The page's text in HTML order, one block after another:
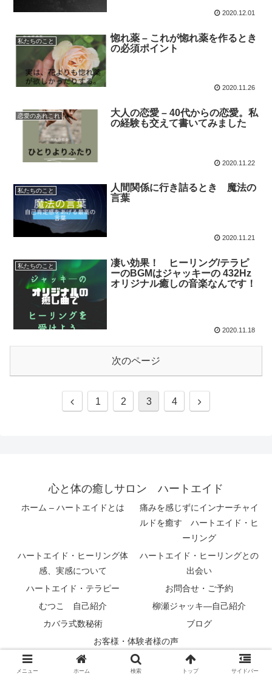
2020.12.01
私たちのこと
惚れ薬 – これが惚れ薬を作るとき
の必須ポイント
2020.11.26
恋愛のあれこれ
大人の恋愛 – 40代からの恋愛。私
の経験も交えて書いてみました
2020.11.22
私たちのこと
人間関係に行き詰るとき 魔法の
言葉
2020.11.21
私たちのこと
凄い効果！ ヒーリング/テラピ
ーのBGMはジャッキーの 432Hz
オリジナル癒しの音楽なんです！
2020.11.18
次のページ
1 2 3 4
心と体の癒しサロン ハートエイド
ホーム – ハートエイドとは
痛みを感じずにインナーチャイ
ルドを癒す ハートエイド・ヒ
ーリング
ハートエイド・ヒーリング体
感、実感について
ハートエイド・ヒーリングとの
出会い
ハートエイド・テラピー
お問合せ・ご予約
むつこ 自己紹介
柳瀬ジャッキ―自己紹介
カバラ式数秘術
ブログ
お客様・体験者様の声
© 2020 心と体の癒しサロン ハートエイド.
メニュー ホーム 検索 トップ サイドバー